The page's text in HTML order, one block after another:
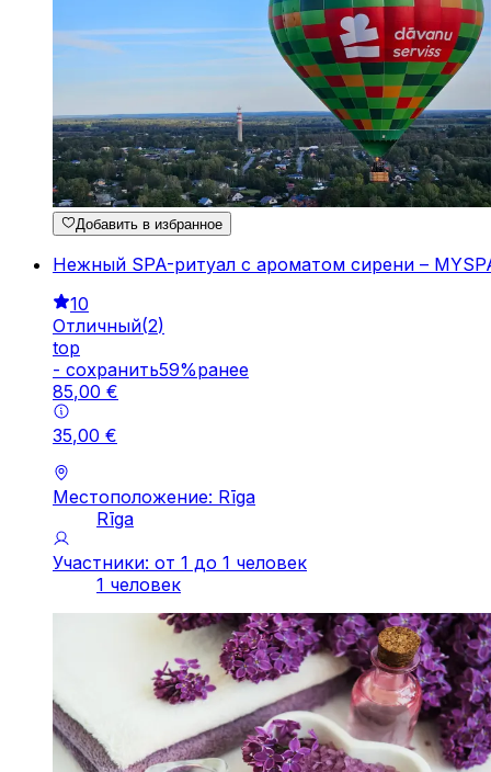
Добавить в избранное
Нежный SPA-ритуал с ароматом сирени –
10
Отличный(2)
top
- cохранить59%ранее
85,00 €
35,00 €
Местоположение: Rīga
Rīga
Участники: от 1 до 1 человек
1 человек